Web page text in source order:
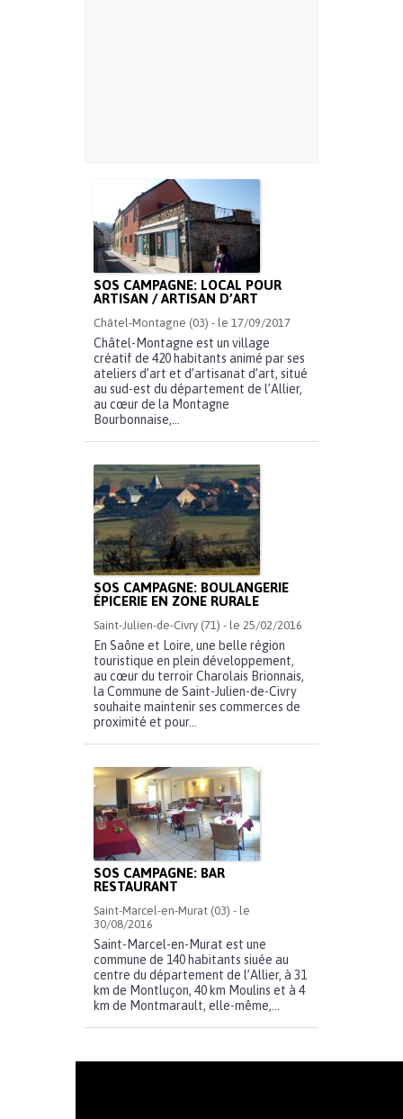
SOS CAMPAGNE: LOCAL POUR
ARTISAN / ARTISAN D’ART
Châtel-Montagne (03) - le 17/09/2017
Châtel-Montagne est un village
créatif de 420 habitants animé par ses
ateliers d’art et d’artisanat d’art, situé
au sud-est du département de l’Allier,
au cœur de la Montagne
Bourbonnaise,...
SOS CAMPAGNE: BOULANGERIE
ÉPICERIE EN ZONE RURALE
Saint-Julien-de-Civry (71) - le 25/02/2016
En Saône et Loire, une belle région
touristique en plein développement,
au cœur du terroir Charolais Brionnais,
la Commune de Saint-Julien-de-Civry
souhaite maintenir ses commerces de
proximité et pour...
SOS CAMPAGNE: BAR
RESTAURANT
Saint-Marcel-en-Murat (03) - le
30/08/2016
Saint-Marcel-en-Murat est une
commune de 140 habitants siuée au
centre du département de l’Allier, à 31
km de Montluçon, 40 km Moulins et à 4
km de Montmarault, elle-même,...